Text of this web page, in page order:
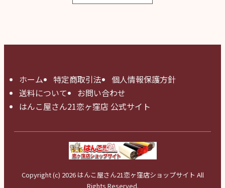
ホーム 特定商取引法
個人情報保護方針
送料について
お問い合わせ
はんこ屋さん21恋ヶ窪店 公式サイト
Copyright (c) 2026 はんこ屋さん21恋ヶ窪店ショップサイト All
Rights Reserved.